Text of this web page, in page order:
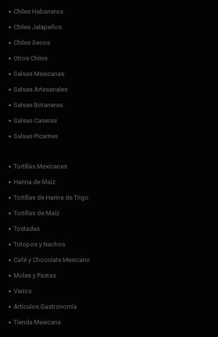
Chiles Habaneros
Chiles Jalapeños
Chiles Secos
Otros Chiles
Salsas Mexicanas
Salsas Artesanales
Salsas Botaneras
Salsas Caseras
Salsas Picantes
Tortillas Mexicanas
Harina de Maíz
Tortillas de Harina de Trigo
Tortillas de Maíz
Tostadas
Totopos y Nachos
Café y Chocolate Mexicano
Moles y Pastas
Varios
Artículos Gastronomía
Tienda Mexicana